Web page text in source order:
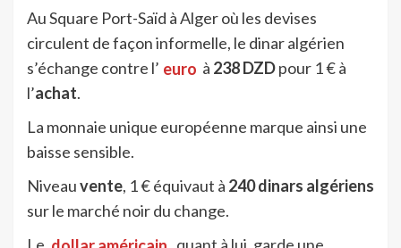
Au Square Port-Saïd à Alger où les devises
circulent de façon informelle, le dinar algérien
s’échange contre l’ euro à 238 DZDpour 1 € à
l’achat.
La monnaie unique européenne marque ainsi une
baisse sensible.
Niveauvente, 1 € équivaut à 240 dinars algériens
sur le marché noir du change.